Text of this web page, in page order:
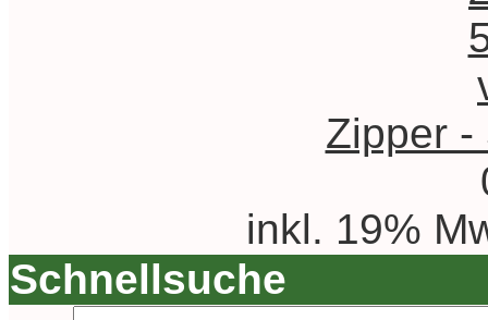
Zipper -
inkl. 19%
Schnellsuche